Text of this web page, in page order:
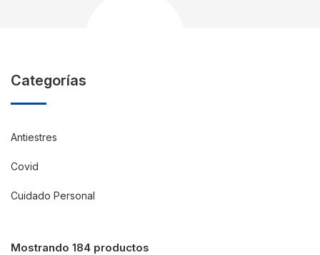
Categorías
Antiestres
Covid
Cuidado Personal
Mostrando 184 productos